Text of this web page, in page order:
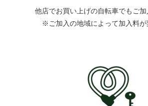
他店でお買い上げの自転車でもご加
※ご加入の地域によって加入料が